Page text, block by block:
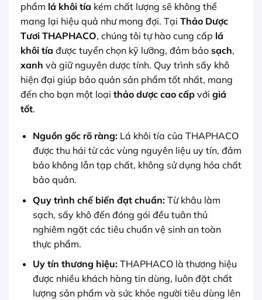
phẩm lá khôi tía kém chất lượng sẽ không thể
mang lại hiệu quả như mong đợi. Tại Thảo Dược
Tươi THAPHACO, chúng tôi tự hào cung cấp lá
khôi tía được tuyển chọn kỹ lưỡng, đảm bảo sạch,
xanh và giữ nguyên dược tính. Quy trình sấy khô
hiện đại giúp bảo quản sản phẩm tốt nhất, mang
đến cho bạn một loại thảo dược cao cấp với giá
tốt.
Nguồn gốc rõ ràng:Lá khôi tía của THAPHACO
được thu hái từ các vùng nguyên liệu uy tín, đảm
bảo không lẫn tạp chất, không sử dụng hóa chất
bảo quản.
Quy trình chế biến đạt chuẩn:Từ khâu làm
sạch, sấy khô đến đóng gói đều tuân thủ
nghiêm ngặt các tiêu chuẩn vệ sinh an toàn
thực phẩm.
Uy tín thương hiệu:THAPHACO là thương hiệu
được nhiều khách hàng tin dùng, luôn đặt chất
lượng sản phẩm và sức khỏe người tiêu dùng lên